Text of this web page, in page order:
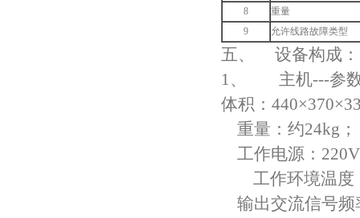
8
重量
9
允许线路故障类型
五、 设备构成：
1、 主机---参
体积：
重量：约24kg；
工作电源：
工作环境温度
输出交流信号频